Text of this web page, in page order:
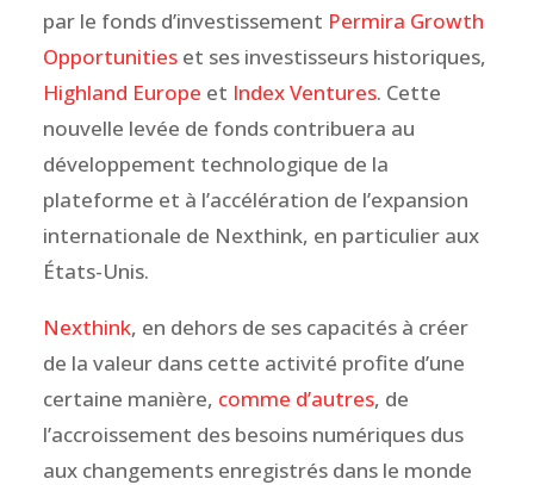
par le fonds d’investissement Permira Growth
Opportunitieset ses investisseurs historiques,
Highland Europe et Index Ventures. Cette
nouvelle levée de fonds contribuera au
développement technologique de la
plateforme et à l’accélération de l’expansion
internationale de Nexthink, en particulier aux
États-Unis.
Nexthink, en dehors de ses capacités à créer
de la valeur dans cette activité profite d’une
certaine manière, comme d’autres, de
l’accroissement des besoins numériques dus
aux changements enregistrés dans le monde